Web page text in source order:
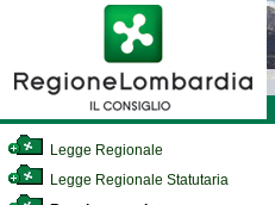
Legge Regionale
Legge Regionale Statutaria